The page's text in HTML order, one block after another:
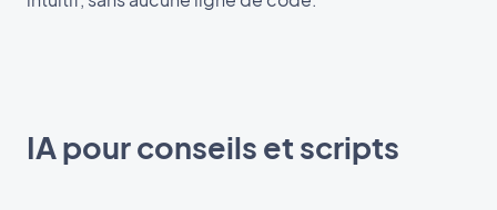
IA pour conseils et scripts